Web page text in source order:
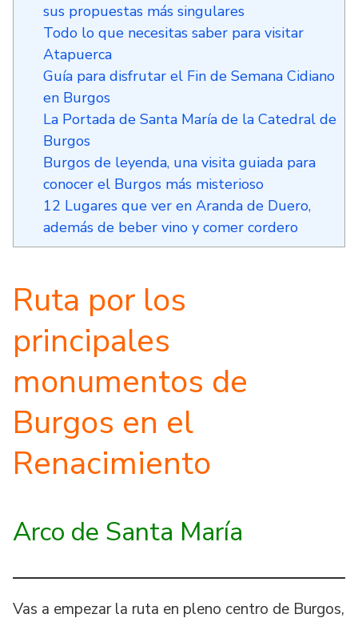
sus propuestas más singulares
Todo lo que necesitas saber para visitar
Atapuerca
Guía para disfrutar el Fin de Semana Cidiano
en Burgos
La Portada de Santa María de la Catedral de
Burgos
Burgos de leyenda, una visita guiada para
conocer el Burgos más misterioso
12 Lugares que ver en Aranda de Duero,
además de beber vino y comer cordero
Ruta por los
principales
monumentos de
Burgos en el
Renacimiento
Arco de Santa María
Vas a empezar la ruta en pleno centro de Burgos,